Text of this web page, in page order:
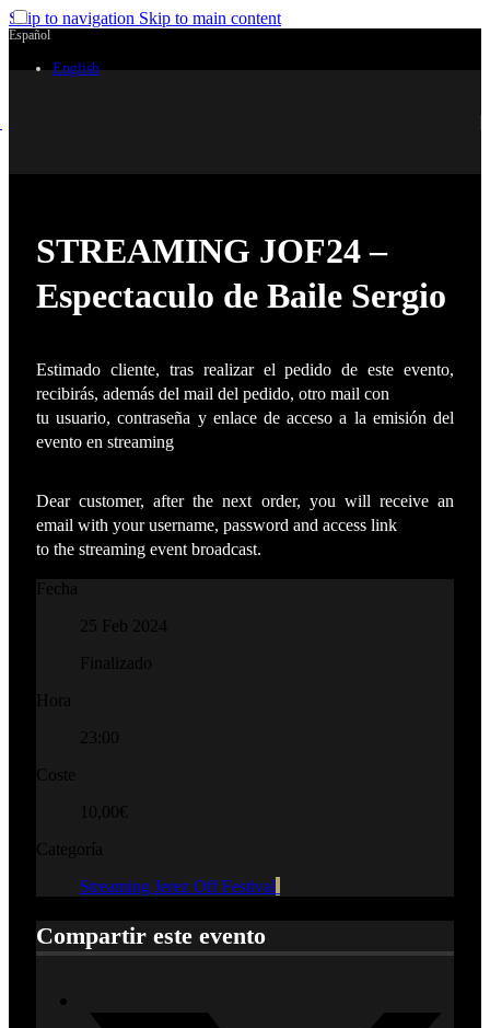
Skip to navigation Skip to main content
Español
English
STREAMING JOF24 –
Espectaculo de Baile Sergio
Estimado cliente, tras realizar el pedido de este evento,
recibirás, además del mail del pedido, otro mail con
tu usuario, contraseña y enlace de acceso a la emisión del
evento en streaming
Dear customer, after the next order, you will receive an
email with your username, password and access link
to the streaming event broadcast.
Fecha
25 Feb 2024
Finalizado
Hora
23:00
Coste
10,00€
Categoría
Streaming Jerez Off Festival
Compartir este evento